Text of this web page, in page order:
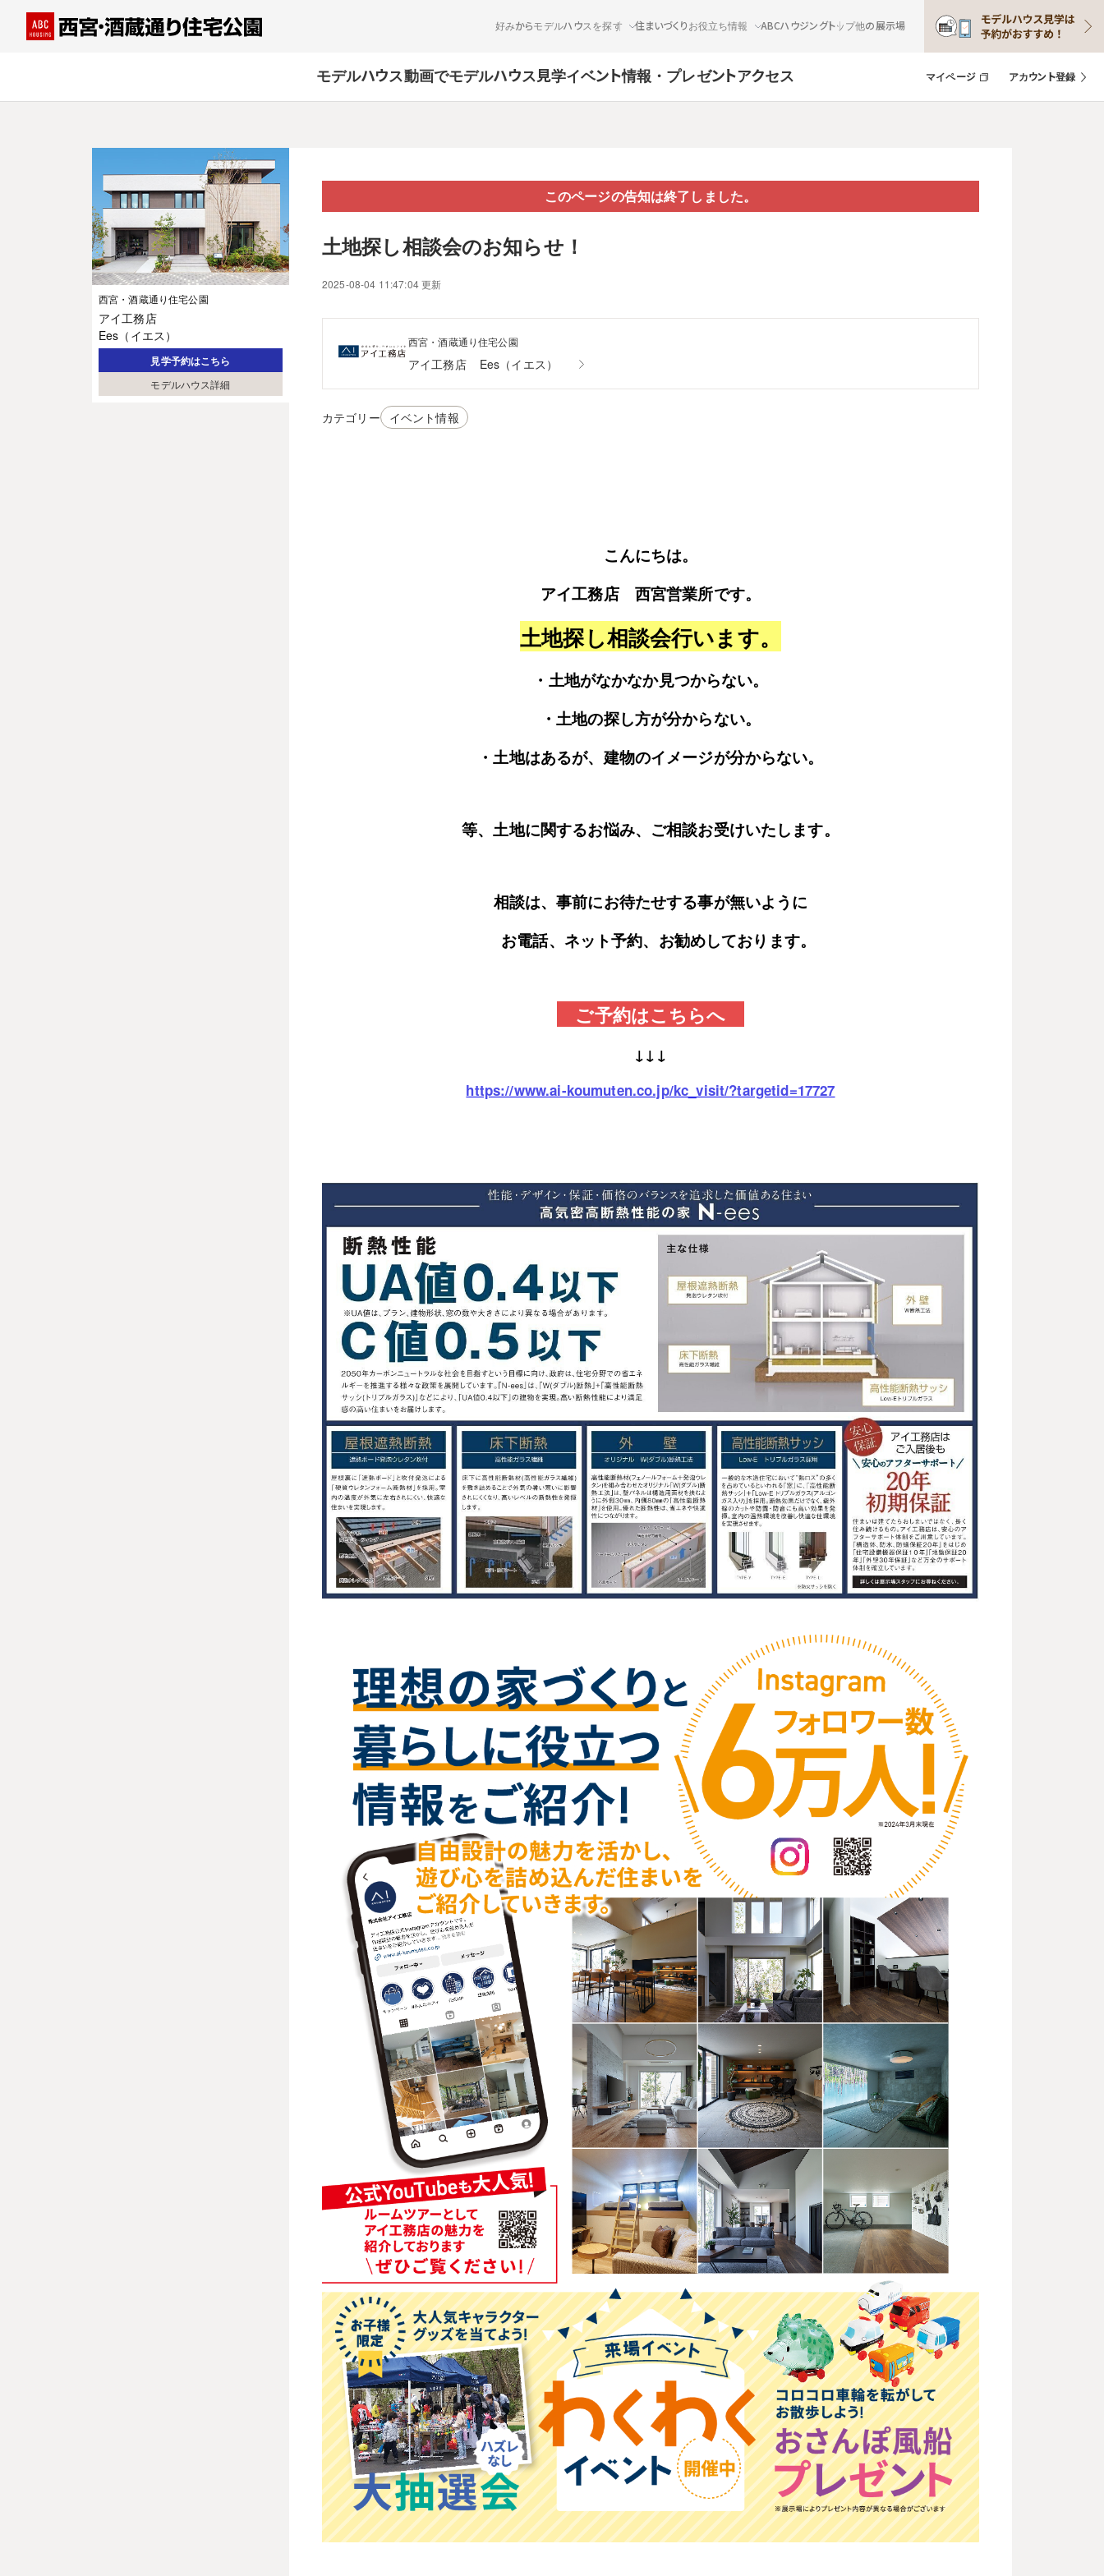
好みからモデルハウスを探す 住まいづくりお役立ち情報 ABCハウジングトップ他の展示場
モデルハウス動画でモデルハウス見学イベント情報・プレゼントアクセス マイページ アカウント登録
西宮・酒蔵通り住宅公園
アイ工務店
Ees（イエス）
見学予約はこちら
モデルハウス詳細
このページの告知は終了しました。
土地探し相談会のお知らせ！
2025-08-04 11:47:04 更新
西宮・酒蔵通り住宅公園
アイ工務店 Ees（イエス）
カテゴリー イベント情報
こんにちは。
アイ工務店 西宮営業所です。
土地探し相談会行います。
・土地がなかなか見つからない。
・土地の探し方が分からない。
・土地はあるが、建物のイメージが分からない。
等、土地に関するお悩み、ご相談お受けいたします。
相談は、事前にお待たせする事が無いように
お電話、ネット予約、お勧めしております。
ご予約はこちらへ
↓↓↓
https://www.ai-koumuten.co.jp/kc_visit/?targetid=17727